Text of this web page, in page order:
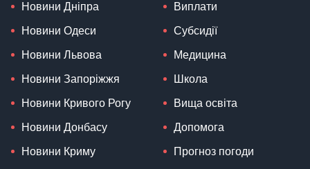
Новини Дніпра
Новини Одеси
Новини Львова
Новини Запоріжжя
Новини Кривого Рогу
Новини Донбасу
Новини Криму
Виплати
Субсидії
Медицина
Школа
Вища освіта
Допомога
Прогноз погоди